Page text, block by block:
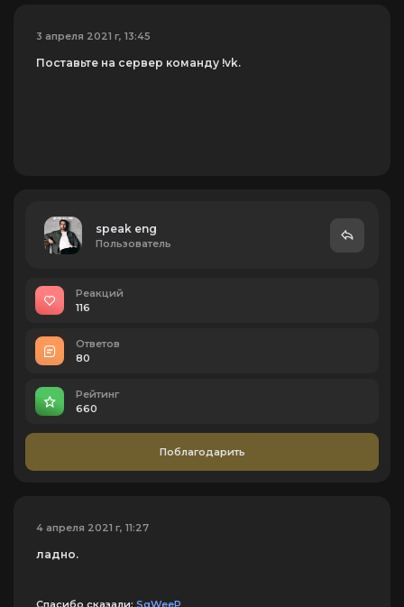
3 апреля 2021 г, 13:45
Поставьте на сервер команду !vk.
speak eng
Пользователь
Реакций
116
Ответов
80
Рейтинг
660
Поблагодарить
4 апреля 2021 г, 11:27
ладно.
Спасибо сказали: SqWeeP